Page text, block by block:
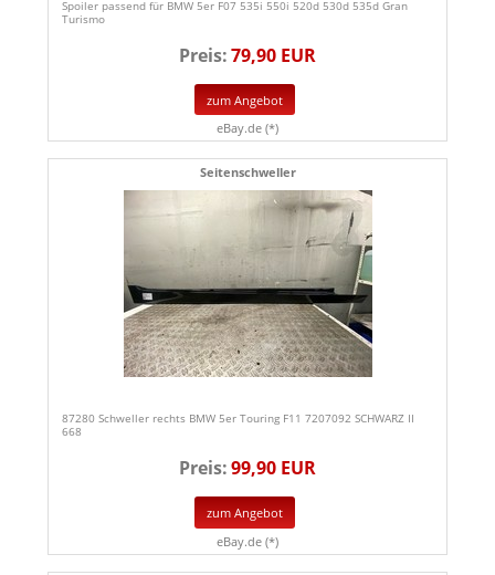
Spoiler passend für BMW 5er F07 535i 550i 520d 530d 535d Gran
Turismo
Preis:79,90 EUR
zum Angebot
eBay.de (*)
Seitenschweller
87280 Schweller rechts BMW 5er Touring F11 7207092 SCHWARZ II
668
Preis:99,90 EUR
zum Angebot
eBay.de (*)